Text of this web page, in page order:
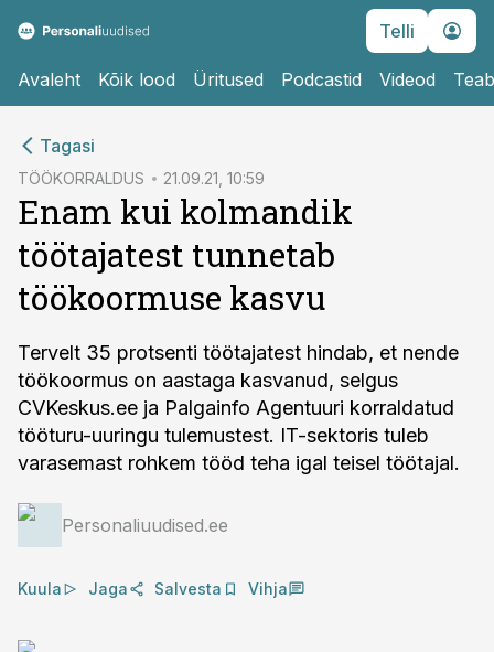
Telli
Avaleht Kõik lood Üritused Podcastid Videod
Tagasi
TÖÖKORRALDUS 21.09.21, 10:59
Enam kui kolmandik
töötajatest tunnetab
töökoormuse kasvu
Tervelt 35 protsenti töötajatest hindab, et nende
töökoormus on aastaga kasvanud, selgus
CVKeskus.ee ja Palgainfo Agentuuri korraldatud
tööturu-uuringu tulemustest. IT-sektoris tuleb
varasemast rohkem tööd teha igal teisel töötajal.
Personaliuudised.ee
Kuula Jaga Salvesta Vihja